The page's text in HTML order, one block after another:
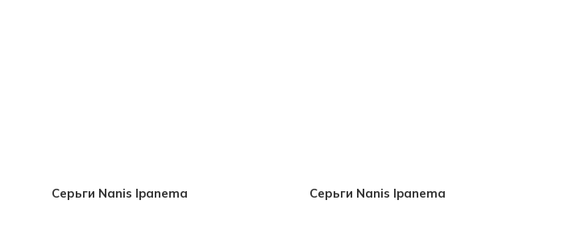
Серьги Nanis Ipanema Серьги Nanis Ipanema